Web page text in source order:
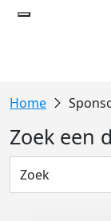
Zoek een